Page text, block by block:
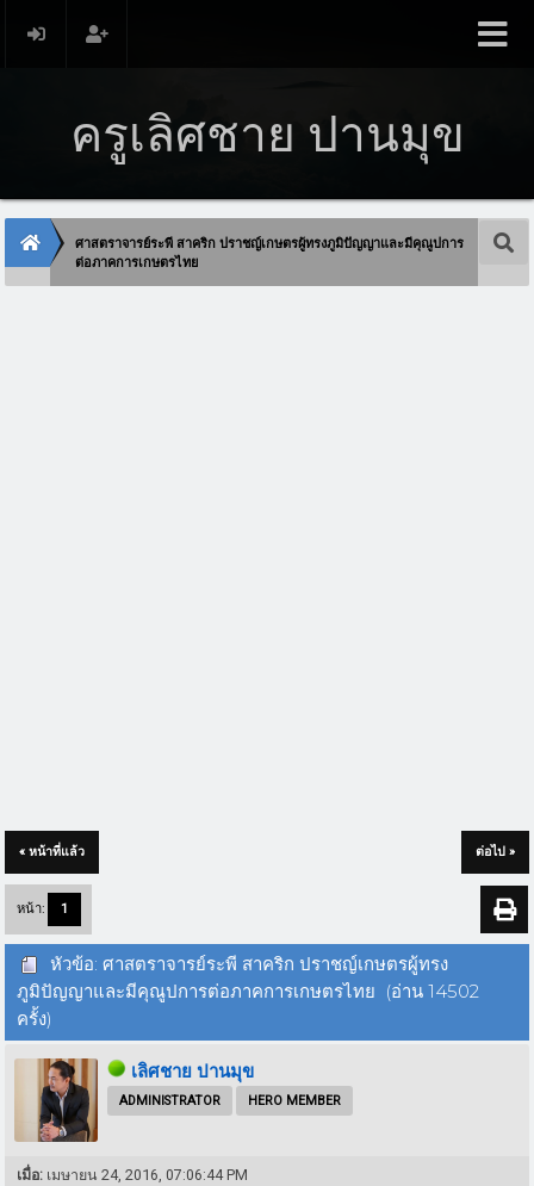
ครูเลิศชาย ปานมุข
ศาสตราจารย์ระพี สาคริก ปราชญ์เกษตรผู้ทรงภูมิปัญญาและมีคุณูปการ
ต่อภาคการเกษตรไทย
« หน้าที่แล้ว ต่อไป »
หน้า: 1
หัวข้อ: ศาสตราจารย์ระพี สาคริก ปราชญ์เกษตรผู้ทรง
ภูมิปัญญาและมีคุณูปการต่อภาคการเกษตรไทย (อ่าน 14502
ครั้ง)
เลิศชาย ปานมุข
ADMINISTRATOR HERO MEMBER
เมื่อ: เมษายน 24, 2016, 07:06:44 PM